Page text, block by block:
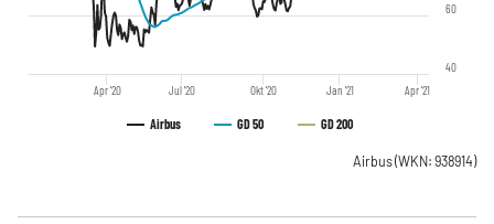
Airbus GD 50 GD 200
Apr '20 Jul '20 Okt '20 Jan '21 Apr '21
40
60
Airbus(WKN: 938914)